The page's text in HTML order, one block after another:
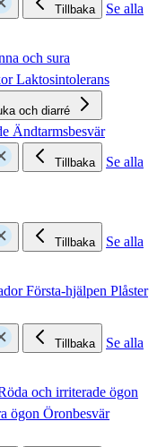
Tillbaka
Se alla
och sura
Laktosintolerans
och diarré
Ändtarmsbesvär
Tillbaka
Se alla
Tillbaka
Se alla
Första-hjälpen Plåster
Tillbaka
Se alla
och irriterade ögon
ögon Öronbesvär